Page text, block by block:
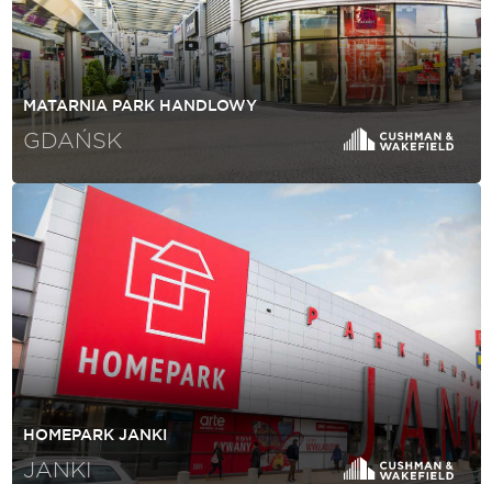
MATARNIA PARK HANDLOWY
GDAŃSK
HOMEPARK JANKI
JANKI